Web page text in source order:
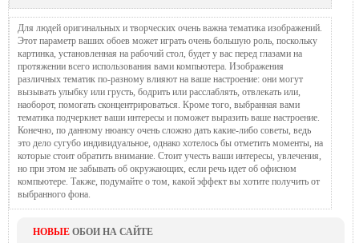
Для людей оригинальных и творческих очень важна тематика изображений.
Этот параметр ваших обоев может играть очень большую роль, поскольку
картинка, установленная на рабочий стол, будет у вас перед глазами на
протяжении всего использования вами компьютера. Изображения
различных тематик по-разному влияют на ваше настроение: они могут
вызывать улыбку или грусть, бодрить или расслаблять, отвлекать или,
наоборот, помогать сконцентрироваться. Кроме того, выбранная вами
тематика подчеркнет ваши интересы и поможет выразить ваше настроение.
Конечно, по данному нюансу очень сложно дать какие-либо советы, ведь
это дело сугубо индивидуальное, однако хотелось бы отметить моменты, на
которые стоит обратить внимание. Стоит учесть ваши интересы, увлечения,
но при этом не забывать об окружающих, если речь идет об офисном
компьютере. Также, подумайте о том, какой эффект вы хотите получить от
выбранного фона.
НОВЫЕ ОБОИ НА САЙТЕ